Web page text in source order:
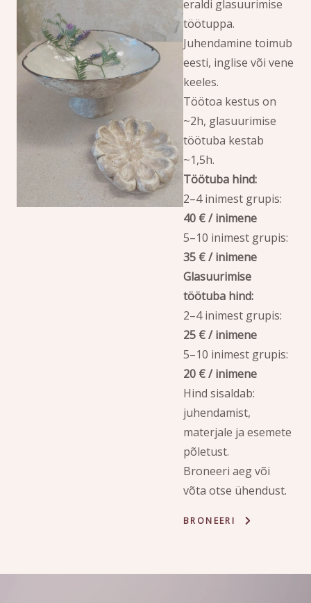
eraldi glasuurimise
töötuppa.
Juhendamine toimub
eesti, inglise või vene
keeles.
Töötoa kestus on
~2h, glasuurimise
töötuba kestab
~1,5h.
Töötuba hind:
2–4 inimest grupis:
40 € / inimene
5–10 inimest grupis:
35 € / inimene
Glasuurimise
töötuba hind:
2–4 inimest grupis:
25 € / inimene
5–10 inimest grupis:
20 € / inimene
Hind sisaldab:
juhendamist,
materjale ja esemete
põletust.
Broneeri aeg või
võta otse ühendust.
BRONEERI